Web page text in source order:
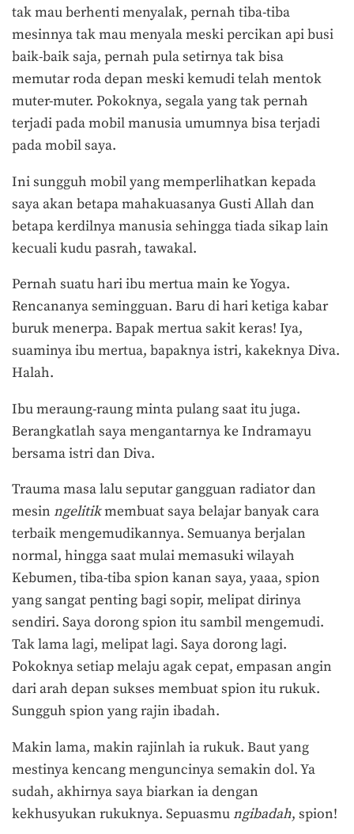
tak mau berhenti menyalak, pernah tiba-tiba
mesinnya tak mau menyala meski percikan api busi
baik-baik saja, pernah pula setirnya tak bisa
memutar roda depan meski kemudi telah mentok
muter-muter. Pokoknya, segala yang tak pernah
terjadi pada mobil manusia umumnya bisa terjadi
pada mobil saya.
Ini sungguh mobil yang memperlihatkan kepada
saya akan betapa mahakuasanya Gusti Allah dan
betapa kerdilnya manusia sehingga tiada sikap lain
kecuali kudu pasrah, tawakal.
Pernah suatu hari ibu mertua main ke Yogya.
Rencananya semingguan. Baru di hari ketiga kabar
buruk menerpa. Bapak mertua sakit keras! Iya,
suaminya ibu mertua, bapaknya istri, kakeknya Diva.
Halah.
Ibu meraung-raung minta pulang saat itu juga.
Berangkatlah saya mengantarnya ke Indramayu
bersama istri dan Diva.
Trauma masa lalu seputar gangguan radiator dan
mesin ngelitikmembuat saya belajar banyak cara
terbaik mengemudikannya. Semuanya berjalan
normal, hingga saat mulai memasuki wilayah
Kebumen, tiba-tiba spion kanan saya, yaaa, spion
yang sangat penting bagi sopir, melipat dirinya
sendiri. Saya dorong spion itu sambil mengemudi.
Tak lama lagi, melipat lagi. Saya dorong lagi.
Pokoknya setiap melaju agak cepat, empasan angin
dari arah depan sukses membuat spion itu rukuk.
Sungguh spion yang rajin ibadah.
Makin lama, makin rajinlah ia rukuk. Baut yang
mestinya kencang menguncinya semakin dol. Ya
sudah, akhirnya saya biarkan ia dengan
kekhusyukan rukuknya. Sepuasmungibadah, spion!